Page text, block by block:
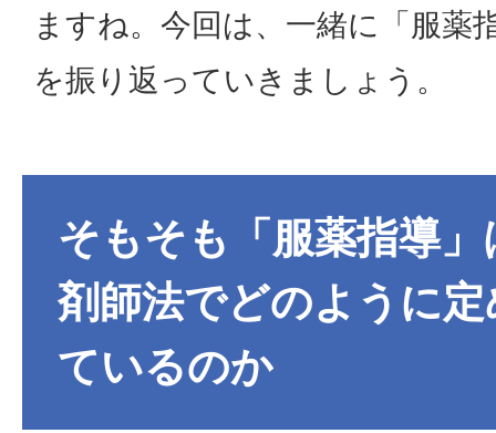
ますね。今回は、一緒に「服薬
を振り返っていきましょう。
そもそも「服薬指導」
剤師法でどのように
ているのか